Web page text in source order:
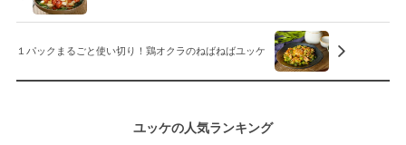
１パックまるごと使い切り！鶏オクラのねばねばユッケ
ユッケの人気ランキング